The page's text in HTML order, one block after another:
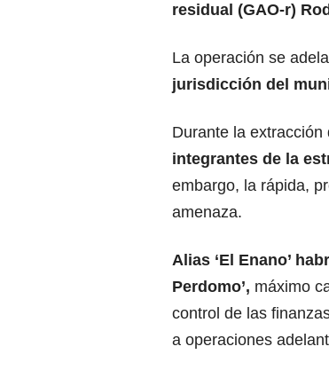
residual (GAO-r)
La operación se
jurisdicción del
Durante la extracción
integrantes de la
embargo, la rápida,
amenaza.
Alias ‘El Enano’
Perdomo’, máximo
control de las
a operaciones